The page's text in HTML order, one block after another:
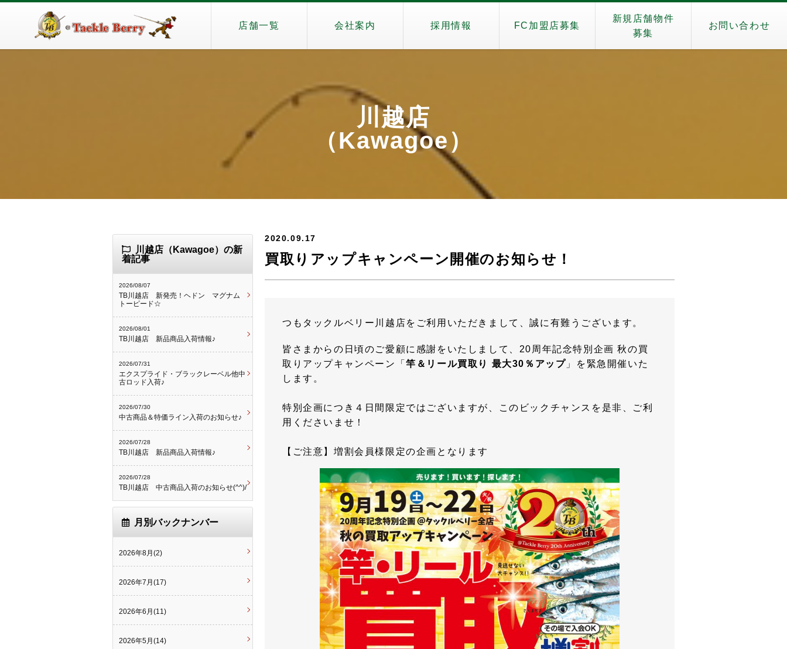
店舗一覧 会社案内 採用情報 FC加盟店募集
新規店舗物件
募集
お問い合わせ
川越店
（Kawagoe）
2020.09.17
買取りアップキャンペーン開催のお知らせ！
つもタックルベリー川越店をご利用いただきまして、誠に有難うございます。
皆さまからの日頃のご愛顧に感謝をいたしまして、20周年記念特別企画 秋の買
取りアップキャンペーン「竿＆リール買取り 最大30％アップ 」を緊急開催いた
します。
特別企画につき４日間限定ではございますが、このビックチャンスを是非、ご利
用くださいませ！
【ご注意】増割会員様限定の企画となります
川越店（Kawagoe）の新
着記事
2026/08/07
TB川越店 新発売！ヘドン マグナム
トーピード☆
2026/08/01
TB川越店 新品商品入荷情報♪
2026/07/31
エクスプライド・ブラックレーベル他中
古ロッド入荷♪
2026/07/30
中古商品＆特価ライン入荷のお知らせ♪
2026/07/28
TB川越店 新品商品入荷情報♪
2026/07/28
TB川越店 中古商品入荷のお知らせ(^^)/
月別バックナンバー
2026年8月(2)
2026年7月(17)
2026年6月(11)
2026年5月(14)